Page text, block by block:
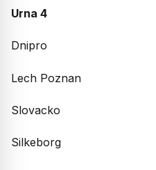
Urna 4
Dnipro
Lech Poznan
Slovacko
Silkeborg